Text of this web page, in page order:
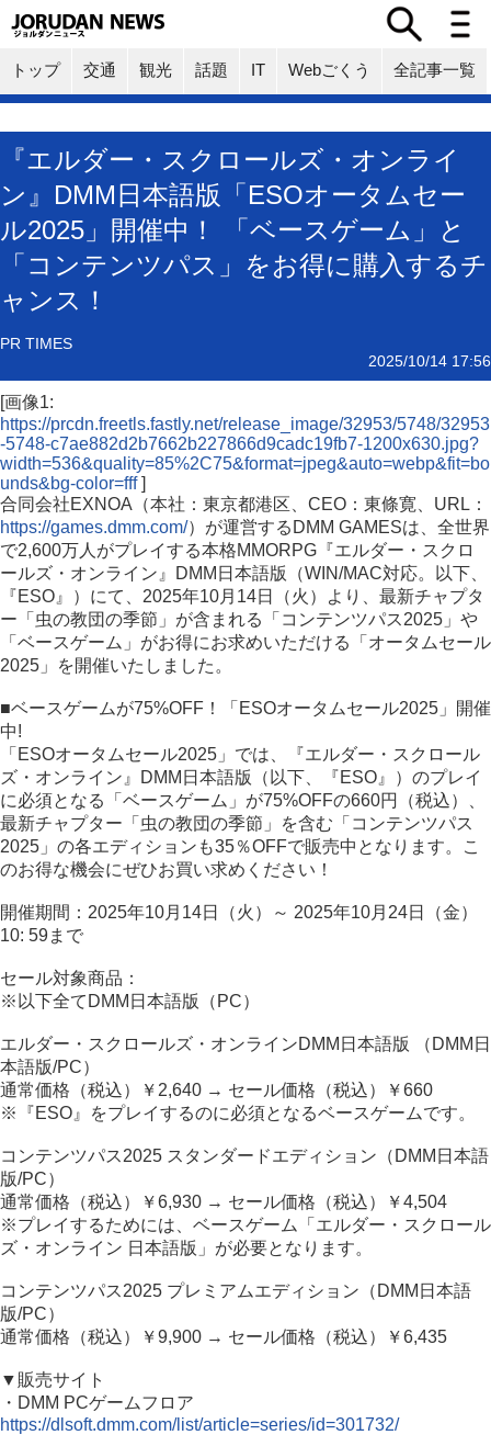
トップ 交通 観光 話題 IT Webごくう 全記事一覧
『エルダー・スクロールズ・オンライ
ン』DMM日本語版「ESOオータムセー
ル2025」開催中！ 「ベースゲーム」と
「コンテンツパス」をお得に購入するチ
ャンス！
PR TIMES
2025/10/14 17:56
[画像1:
https://prcdn.freetls.fastly.net/release_image/32953/5748/32953
-5748-c7ae882d2b7662b227866d9cadc19fb7-1200x630.jpg?
width=536&quality=85%2C75&format=jpeg&auto=webp&fit=bo
unds&bg-color=fff]
合同会社EXNOA（本社：東京都港区、CEO：東條寛、URL：
https://games.dmm.com/）が運営するDMM GAMESは、全世界
で2,600万人がプレイする本格MMORPG『エルダー・スクロ
ールズ・オンライン』DMM日本語版（WIN/MAC対応。以下、
『ESO』）にて、2025年10月14日（火）より、最新チャプタ
ー「虫の教団の季節」が含まれる「コンテンツパス2025」や
「ベースゲーム」がお得にお求めいただける「オータムセール
2025」を開催いたしました。
■ベースゲームが75%OFF！「ESOオータムセール2025」開催
中!
「ESOオータムセール2025」では、『エルダー・スクロール
ズ・オンライン』DMM日本語版（以下、『ESO』）のプレイ
に必須となる「ベースゲーム」が75%OFFの660円（税込）、
最新チャプター「虫の教団の季節」を含む「コンテンツパス
2025」の各エディションも35％OFFで販売中となります。こ
のお得な機会にぜひお買い求めください！
開催期間：2025年10月14日（火）～ 2025年10月24日（金）
10: 59まで
セール対象商品：
※以下全てDMM日本語版（PC）
エルダー・スクロールズ・オンラインDMM日本語版 （DMM日
本語版/PC）
通常価格（税込）￥2,640 → セール価格（税込）￥660
※『ESO』をプレイするのに必須となるベースゲームです。
コンテンツパス2025 スタンダードエディション（DMM日本語
版/PC）
通常価格（税込）￥6,930 → セール価格（税込）￥4,504
※プレイするためには、ベースゲーム「エルダー・スクロール
ズ・オンライン 日本語版」が必要となります。
コンテンツパス2025 プレミアムエディション（DMM日本語
版/PC）
通常価格（税込）￥9,900 → セール価格（税込）￥6,435
▼販売サイト
・DMM PCゲームフロア
https://dlsoft.dmm.com/list/article=series/id=301732/